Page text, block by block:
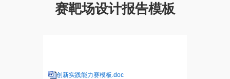
赛靶场设计报告模板
创新实践能力赛模板.doc